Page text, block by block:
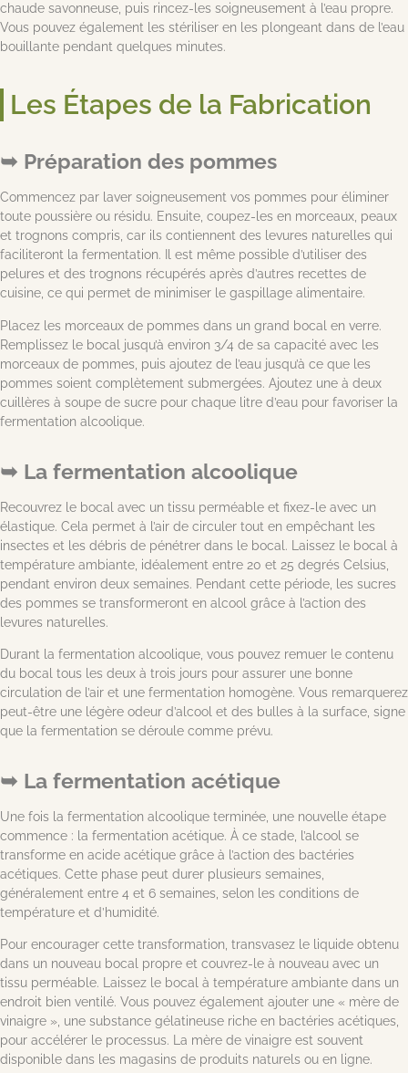
chaude savonneuse, puis rincez-les soigneusement à l’eau propre.
Vous pouvez également les stériliser en les plongeant dans de l’eau
bouillante pendant quelques minutes.
Les Étapes de la Fabrication
Préparation des pommes
Commencez par laver soigneusement vos pommes pour éliminer
toute poussière ou résidu. Ensuite, coupez-les en morceaux, peaux
et trognons compris, car ils contiennent des levures naturelles qui
faciliteront la fermentation. Il est même possible d’utiliser des
pelures et des trognons récupérés après d’autres recettes de
cuisine, ce qui permet de minimiser le gaspillage alimentaire.
Placez les morceaux de pommes dans un grand bocal en verre.
Remplissez le bocal jusqu’à environ 3/4 de sa capacité avec les
morceaux de pommes, puis ajoutez de l’eau jusqu’à ce que les
pommes soient complètement submergées. Ajoutez une à deux
cuillères à soupe de sucre pour chaque litre d’eau pour favoriser la
fermentation alcoolique.
La fermentation alcoolique
Recouvrez le bocal avec un tissu perméable et fixez-le avec un
élastique. Cela permet à l’air de circuler tout en empêchant les
insectes et les débris de pénétrer dans le bocal. Laissez le bocal à
température ambiante, idéalement entre 20 et 25 degrés Celsius,
pendant environ deux semaines. Pendant cette période, les sucres
des pommes se transformeront en alcool grâce à l’action des
levures naturelles.
Durant la fermentation alcoolique, vous pouvez remuer le contenu
du bocal tous les deux à trois jours pour assurer une bonne
circulation de l’air et une fermentation homogène. Vous remarquerez
peut-être une légère odeur d’alcool et des bulles à la surface, signe
que la fermentation se déroule comme prévu.
La fermentation acétique
Une fois la fermentation alcoolique terminée, une nouvelle étape
commence : la fermentation acétique. À ce stade, l’alcool se
transforme en acide acétique grâce à l’action des bactéries
acétiques. Cette phase peut durer plusieurs semaines,
généralement entre 4 et 6 semaines, selon les conditions de
température et d’humidité.
Pour encourager cette transformation, transvasez le liquide obtenu
dans un nouveau bocal propre et couvrez-le à nouveau avec un
tissu perméable. Laissez le bocal à température ambiante dans un
endroit bien ventilé. Vous pouvez également ajouter une « mère de
vinaigre », une substance gélatineuse riche en bactéries acétiques,
pour accélérer le processus. La mère de vinaigre est souvent
disponible dans les magasins de produits naturels ou en ligne.